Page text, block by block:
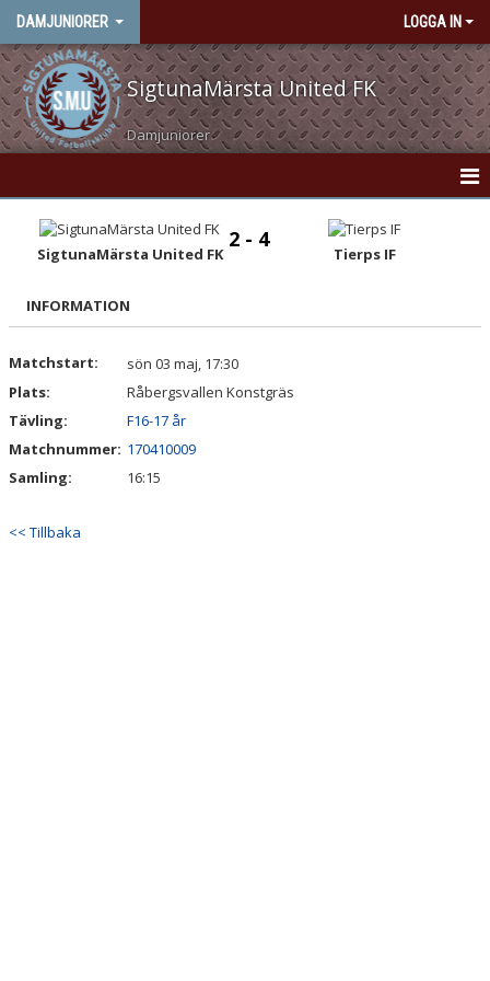
DAMJUNIORER LOGGA IN
SigtunaMärsta United FK
Damjuniorer
HEM
NYHETER
KONTAKT
KALENDER
TRUPPEN
SigtunaMärsta United FK
2 - 4
Tierps IF
INFORMATION
Matchstart:
sön 03 maj, 17:30
Plats:
Råbergsvallen Konstgräs
Tävling:
F16-17 år
Matchnummer: 170410009
Samling:
16:15
<< Tillbaka